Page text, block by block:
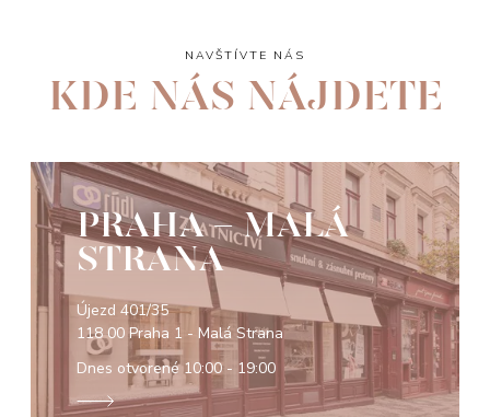
NAVŠTÍVTE NÁS
KDE NÁS NÁJDETE
PRAHA - MALÁ
STRANA
Újezd 401/35
118 00 Praha 1 - Malá Strana
Dnes otvorené10:00 - 19:00